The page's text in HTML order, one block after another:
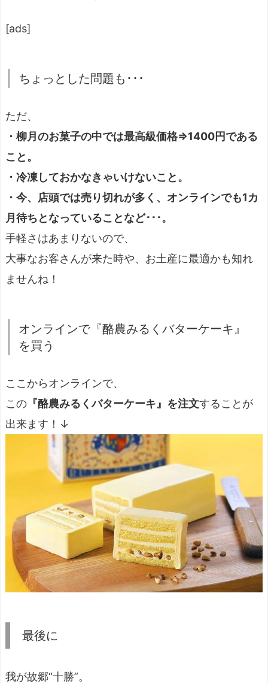
[ads]
ちょっとした問題も･･･
ただ、
・柳月のお菓子の中では最高級価格⇒1400円である
こと。
・冷凍しておかなきゃいけないこと。
・今、店頭では売り切れが多く、オンラインでも1カ
月待ちとなっていることなど･･･。
手軽さはあまりないので、
大事なお客さんが来た時や、お土産に最適かも知れ
ませんね！
オンラインで『酪農みるくバターケーキ』
を買う
ここからオンラインで、
この 『酪農みるくバターケーキ』を注文することが
出来ます！↓
最後に
我が故郷“十勝”。